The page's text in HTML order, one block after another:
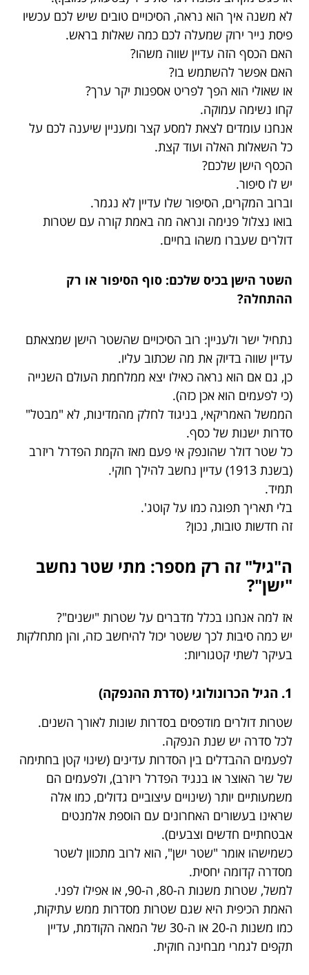
לא משנה איך הוא נראה, הסיכויים טובים שיש לכם עכשיו
פיסת נייר ירוק שמעלה לכם כמה שאלות בראש.
האם הכסף הזה עדיין שווה משהו?
האם אפשר להשתמש בו?
או שאולי הוא הפך לפריט אספנות יקר ערך?
קחו נשימה עמוקה.
אנחנו עומדים לצאת למסע קצר ומעניין שיענה לכם על
כל השאלות האלה ועוד קצת.
הכסף הישן שלכם?
יש לו סיפור.
וברוב המקרים, הסיפור שלו עדיין לא נגמר.
בואו נצלול פנימה ונראה מה באמת קורה עם שטרות
דולרים שעברו משהו בחיים.
השטר הישן בכיס שלכם: סוף הסיפור או רק
ההתחלה?
נתחיל ישר ולעניין: רוב הסיכויים שהשטר הישן שמצאתם
עדיין שווה בדיוק את מה שכתוב עליו.
כן, גם אם הוא נראה כאילו יצא ממלחמת העולם השנייה
(כי לפעמים הוא אכן כזה).
הממשל האמריקאי, בניגוד לחלק מהמדינות, לא "מבטל"
סדרות ישנות של כסף.
כל שטר דולר שהונפק אי פעם מאז הקמת הפדרל ריזרב
(בשנת 1913) עדיין נחשב להילך חוקי.
תמיד.
בלי תאריך תפוגה כמו על קוטג'.
זה חדשות טובות, נכון?
ה"גיל" זה רק מספר: מתי שטר נחשב
"ישן"?
אז למה אנחנו בכלל מדברים על שטרות "ישנים"?
יש כמה סיבות לכך ששטר יכול להיחשב כזה, והן מתחלקות
בעיקר לשתי קטגוריות:
1. הגיל הכרונולוגי (סדרת ההנפקה)
שטרות דולרים מודפסים בסדרות שונות לאורך השנים.
לכל סדרה יש שנת הנפקה.
לפעמים ההבדלים בין הסדרות עדינים (שינוי קטן בחתימה
של שר האוצר או בנגיד הפדרל ריזרב), ולפעמים הם
משמעותיים יותר (שינויים עיצוביים גדולים, כמו אלה
שראינו בעשורים האחרונים עם הוספת אלמנטים
אבטחתיים חדשים וצבעים).
כשמישהו אומר "שטר ישן", הוא לרוב מתכוון לשטר
מסדרה קדומה יחסית.
למשל, שטרות משנות ה-80, ה-90, או אפילו לפני.
האמת הכיפית היא שגם שטרות מסדרות ממש עתיקות,
כמו משנות ה-20 או ה-30 של המאה הקודמת, עדיין
תקפים לגמרי מבחינה חוקית.